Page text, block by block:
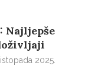
Najljepše
2025.